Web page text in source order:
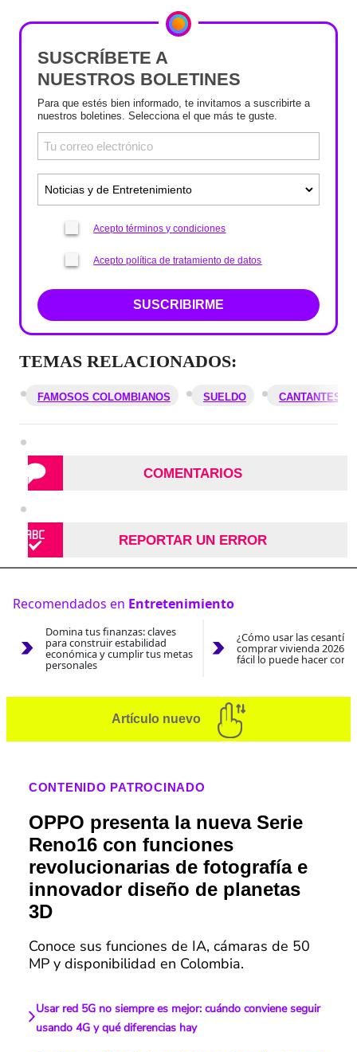
SUSCRÍBETE A
NUESTROS BOLETINES
Para que estés bien informado, te invitamos a suscribirte a
nuestros boletines. Selecciona el que más te guste.
Acepto términos y condiciones
Acepto política de tratamiento de datos
SUSCRIBIRME
TEMAS RELACIONADOS:
FAMOSOS COLOMBIANOS SUELDO CANTANTES
COMENTARIOS
REPORTAR UN ERROR
Recomendados en Entretenimiento
Domina tus finanzas: claves
para construir estabilidad
económica y cumplir tus metas
personales
¿Cómo usar las
comprar vivienda 2026?
fácil lo puede hacer con
Artículo nuevo
CONTENIDO PATROCINADO
OPPO presenta la nueva Serie
Reno16 con funciones
revolucionarias de fotografía e
innovador diseño de planetas
3D
Conoce sus funciones de IA, cámaras de 50
MP y disponibilidad en Colombia.
Usar red 5G no siempre es mejor: cuándo conviene seguir
usando 4G y qué diferencias hay